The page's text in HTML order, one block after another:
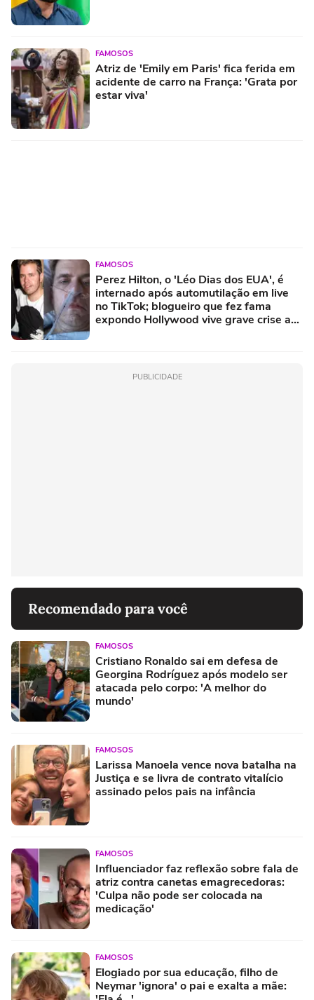
FAMOSOS
Atriz de 'Emily em Paris' fica ferida em
acidente de carro na França: 'Grata por
estar viva'
FAMOSOS
Perez Hilton, o 'Léo Dias dos EUA', é
internado após automutilação em live
no TikTok; blogueiro que fez fama
expondo Hollywood vive grave crise aos
PUBLICIDADE
Recomendado para você
FAMOSOS
Cristiano Ronaldo sai em defesa de
Georgina Rodríguez após modelo ser
atacada pelo corpo: 'A melhor do
mundo'
FAMOSOS
Larissa Manoela vence nova batalha na
Justiça e se livra de contrato vitalício
assinado pelos pais na infância
FAMOSOS
Influenciador faz reflexão sobre fala de
atriz contra canetas emagrecedoras:
'Culpa não pode ser colocada na
medicação'
FAMOSOS
Elogiado por sua educação, filho de
Neymar 'ignora' o pai e exalta a mãe: